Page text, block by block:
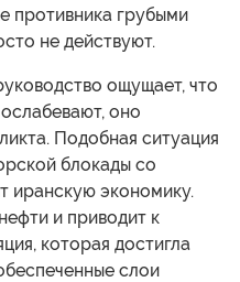
противника грубыми
не действуют.
ощущает, что
оно
Подобная ситуация
блокады со
иранскую экономику.
и приводит к
которая достигла
слои